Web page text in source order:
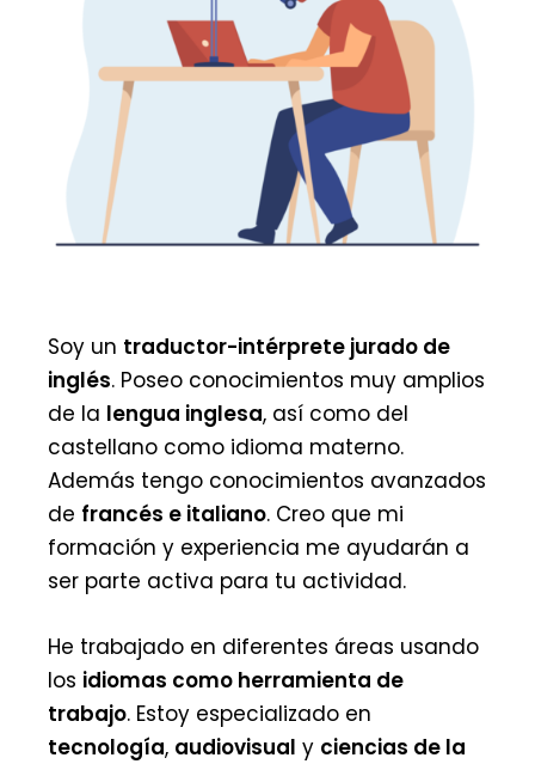
Soy un traductor-intérprete jurado de
inglés. Poseo conocimientos muy amplios
de la lengua inglesa, así como del
castellano como idioma materno.
Además tengo conocimientos avanzados
de francés e italiano. Creo que mi
formación y experiencia me ayudarán a
ser parte activa para tu actividad.
He trabajado en diferentes áreas usando
los idiomas como herramienta de
trabajo. Estoy especializado en
tecnología, audiovisual y ciencias de la